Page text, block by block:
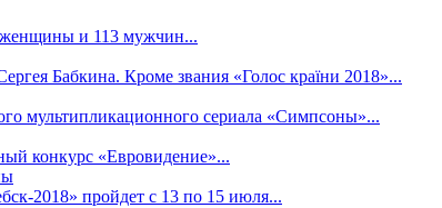
женщины и 113 мужчин...
Бабкина. Кроме звания «Голос країни 2018»...
мультипликационного сериала «Симпсоны»...
конкурс «Евровидение»...
2018» пройдет с 13 по 15 июля...